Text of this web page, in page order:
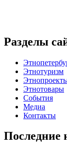
Разделы
Этнотуризм
Этнотовары
События
Медиа
Контакты
Последние